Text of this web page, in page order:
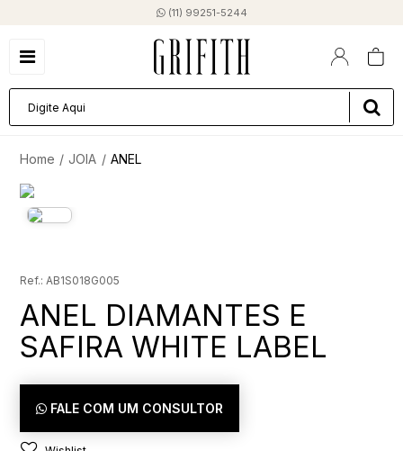
(11) 99251-5244
JOIA ANEL
AB1S018G005
ANEL DIAMANTES E
SAFIRA WHITE LABEL
FALE COM UM CONSULTOR